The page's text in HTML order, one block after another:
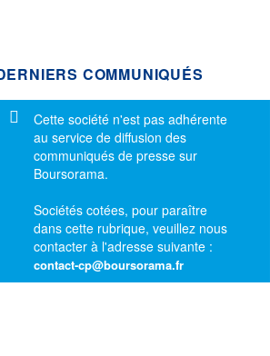
COMMUNIQUÉS
Message d'information
Cette société n'est pas adhérente
au service de diffusion des
communiqués de presse sur
Boursorama.
Sociétés cotées, pour paraître
dans cette rubrique, veuillez nous
contacter à l'adresse suivante :
contact-cp@boursorama.fr